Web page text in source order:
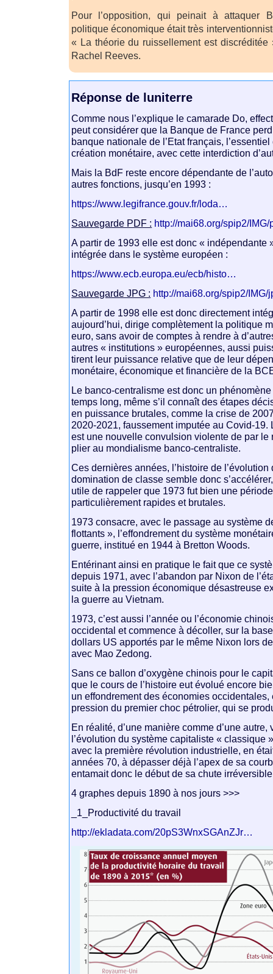
Pour l’opposition, qui peinait à attaquer
politique économique était très
« La théorie du ruissellement est discréditée
Rachel Reeves.
Réponse de luniterre
Comme nous l’explique le camarade Do,
peut considérer que la Banque de France
banque nationale de l’Etat français,
création monétaire, avec cette interdiction
Mais la BdF reste encore dépendante de
autres fonctions, jusqu’en 1993 :
https://www.legifrance.gouv.fr/loda…
Sauvegarde PDF : http://mai68.org/spip2/
A partir de 1993 elle est donc « indépendante
intégrée dans le système européen :
https://www.ecb.europa.eu/ecb/histo…
Sauvegarde JPG : http://mai68.org/spip2/
A partir de 1998 elle est donc directement
aujourd’hui, dirige complètement la politique
euro, sans avoir de comptes à rendre à
autres « institutions » européennes, aussi
tirent leur puissance relative que de leur
monétaire, économique et financière de la
Le banco-centralisme est donc un phénomène
temps long, même s’il connaît des étapes
en puissance brutales, comme la crise de
2020-2021, faussement imputée au Covid-19.
est une nouvelle convulsion violente de par le
plier au mondialisme banco-centraliste.
Ces dernières années, l’histoire de l’évolution
domination de classe semble donc
utile de rappeler que 1973 fut bien une
particulièrement rapides et brutales.
1973 consacre, avec le passage au système
flottants », l’effondrement du système
guerre, institué en 1944 à Bretton Woods.
Entérinant ainsi en pratique le fait que ce
depuis 1971, avec l’abandon par Nixon de
suite à la pression économique désastreuse
la guerre au Vietnam.
1973, c’est aussi l’année ou l’économie
occidental et commence à décoller, sur la
dollars US apportés par le même Nixon lors
avec Mao Zedong.
Sans ce ballon d’oxygène chinois pour le
que le cours de l’histoire eut évolué encore
un effondrement des économies occidentales,
pression du premier choc pétrolier, qui se
En réalité, d’une manière comme d’une
l’évolution du système capitaliste « classique
avec la première révolution industrielle, en
années 70, à dépasser déjà l’apex de sa
entamait donc le début de sa chute
4 graphes depuis 1890 à nos jours >>>
_1_Productivité du travail
http://ekladata.com/20pS3WnxSGAnZJr…